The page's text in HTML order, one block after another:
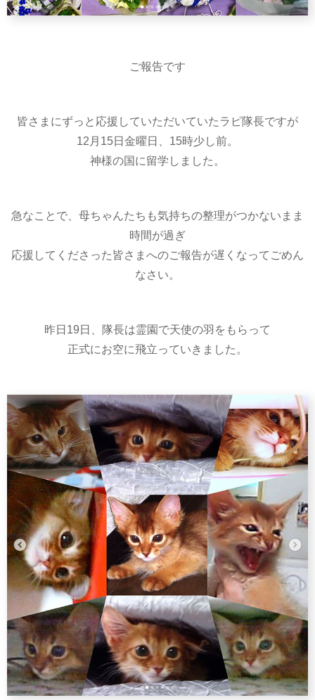
ご報告です
皆さまにずっと応援していただいていたラピ隊長ですが
12月15日金曜日、15時少し前。
神様の国に留学しました。
急なことで、母ちゃんたちも気持ちの整理がつかないまま
時間が過ぎ
応援してくださった皆さまへのご報告が遅くなってごめん
なさい。
昨日19日、隊長は霊園で天使の羽をもらって
正式にお空に飛立っていきました。